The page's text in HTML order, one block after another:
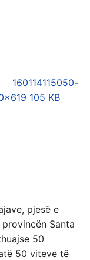
160114115050-
105 KB
pjesë e
Santa
50
50 viteve të